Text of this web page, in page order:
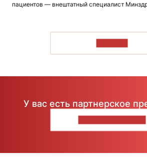
пациентов — внештатный специалист
У вас есть партнерское